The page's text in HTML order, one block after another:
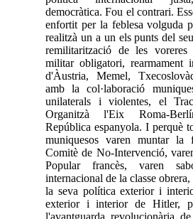
democràtica. Fou el contrari.
enfortit per la feblesa volguda
realitzà un a un els punts del
remilitarització de les
militar obligatori, rearmament
d'Àustria, Memel,
amb la col·laboració
unilaterals i violentes, el
Organitzà l'Eix Roma-
República espanyola. I perquè
muniquesos varen muntar la
Comitè de No-Intervenció,
Popular francès, varen
internacional de la classe
la seva política exterior i
exterior i interior de Hitler,
l'avantguarda revolucionària